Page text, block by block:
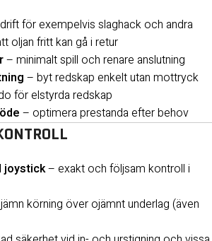
för exempelvis slaghack och andra
oljan fritt kan gå i retur
– minimalt spill och renare anslutning
– byt redskap enkelt utan mottryck
för elstyrda redskap
– optimera prestanda efter behov
joystick– exakt och följsam kontroll i
körning över ojämnt underlag (även